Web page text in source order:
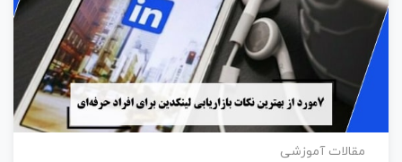
مقالات آموزشی